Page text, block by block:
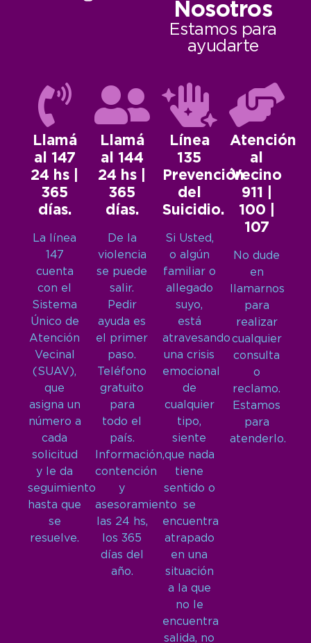
Nosotros
Estamos para
ayudarte
Llamá
al 147
24 hs |
365
días.
La línea
147
cuenta
con el
Sistema
Único de
Atención
Vecinal
(SUAV),
que
asigna un
número a
cada
solicitud
y le da
seguimiento
hasta que
se
resuelve.
Llamá
al 144
24 hs |
365
días.
De la
violencia
se puede
salir.
Pedir
ayuda es
el primer
paso.
Teléfono
gratuito
para
todo el
país.
Información,
contención
y
asesoramiento
las 24 hs,
los 365
días del
año.
Línea
135
Prevención
del
Suicidio.
Si Usted,
o algún
familiar o
allegado
suyo,
está
atravesando
una crisis
emocional
de
cualquier
tipo,
siente
que nada
tiene
sentido o
se
encuentra
atrapado
en una
situación
a la que
no le
encuentra
salida, no
Atención
al
Vecino
911 |
100 |
107
No dude
en
llamarnos
para
realizar
cualquier
consulta
o
reclamo.
Estamos
para
atenderlo.